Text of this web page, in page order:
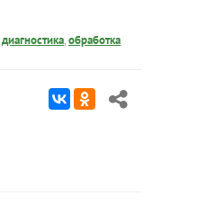
диагностика,обработка